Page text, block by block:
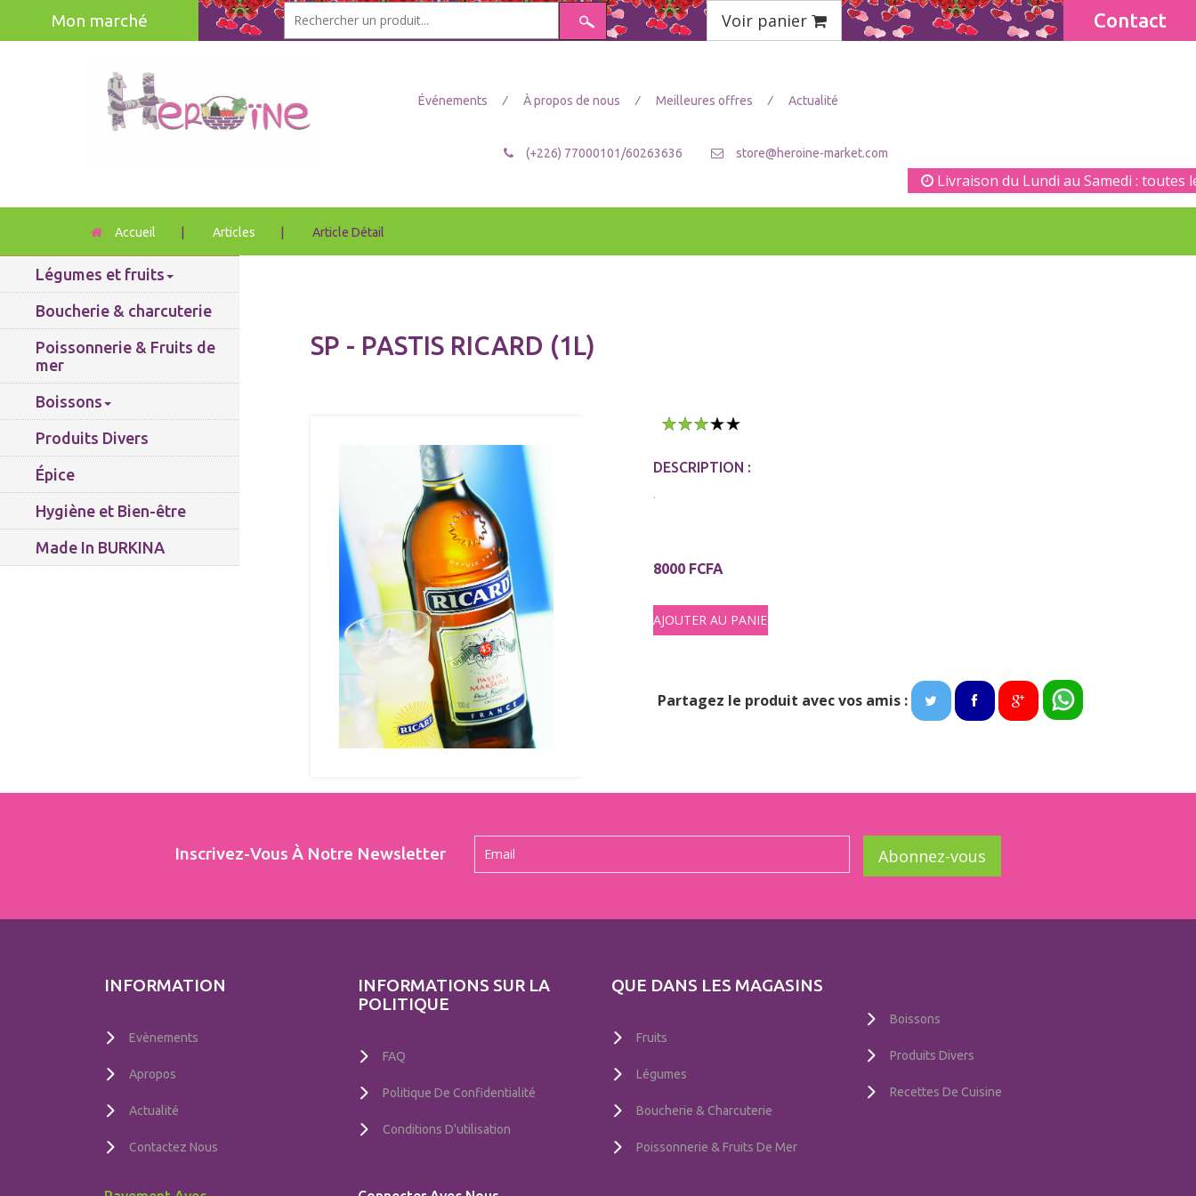
Mon marché Voir panier Contact
Événements / À propos de nous / Meilleures offres / Actualité
(+226) 77000101/60263636 store@heroine-market.com
Livraison du Lundi au Samedi : toutes
Accueil Articles Article Détail
Légumes et fruits
Boucherie & charcuterie
Poissonnerie & Fruits de
mer
Boissons
Produits Divers
Épice
Hygiène et Bien-être
Made In BURKINA
SP - PASTIS RICARD (1L)
DESCRIPTION :
.
8000 FCFA
Partagez le produit avec vos amis :
Inscrivez-Vous À Notre Newsletter Abonnez-vous
INFORMATION
Evènements
Apropos
Actualité
Contactez Nous
INFORMATIONS SUR LA
POLITIQUE
FAQ
Politique De Confidentialité
Conditions D'utilisation
QUE DANS LES MAGASINS
Fruits
Légumes
Boucherie & Charcuterie
Poissonnerie & Fruits De Mer
Boissons
Produits Divers
Recettes De Cuisine